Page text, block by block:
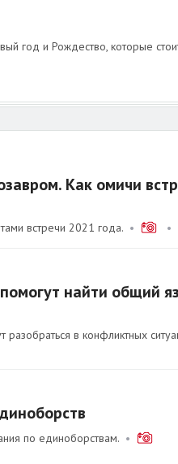
год и Рождество, которые
Как омичи
встречи 2021 года.• •
найти общий
в конфликтных
по единоборствам.•